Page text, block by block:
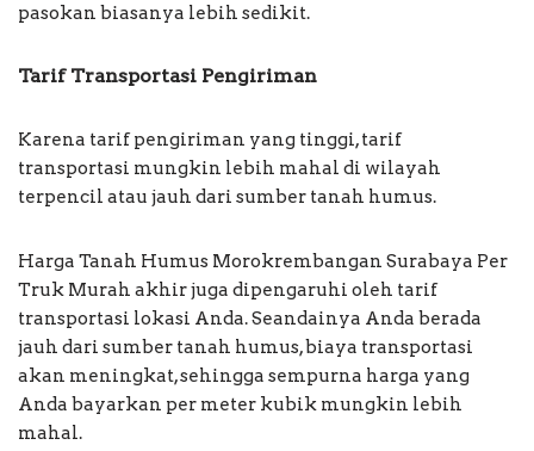
pasokan biasanya lebih sedikit.
Tarif Transportasi Pengiriman
Karena tarif pengiriman yang tinggi, tarif
transportasi mungkin lebih mahal di wilayah
terpencil atau jauh dari sumber tanah humus.
Harga Tanah Humus Morokrembangan Surabaya Per
Truk Murah akhir juga dipengaruhi oleh tarif
transportasi lokasi Anda. Seandainya Anda berada
jauh dari sumber tanah humus, biaya transportasi
akan meningkat, sehingga sempurna harga yang
Anda bayarkan per meter kubik mungkin lebih
mahal.